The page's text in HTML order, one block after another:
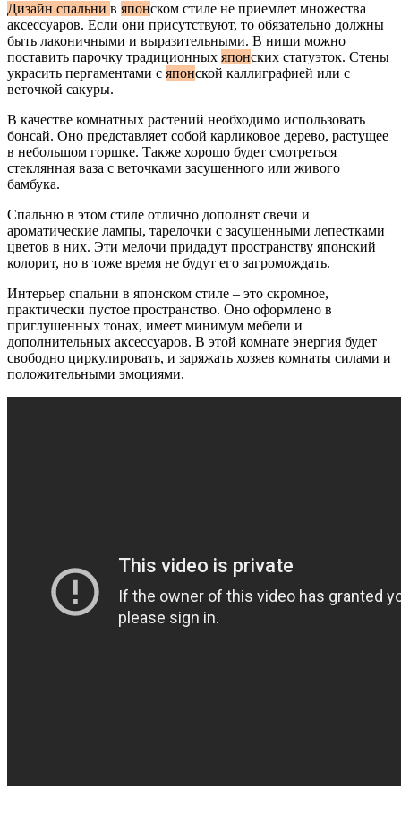
Дизайн спальни в японском стиле не приемлет множества
аксессуаров. Если они присутствуют, то обязательно должны
быть лаконичными и выразительными. В ниши можно
поставить парочку традиционных японских статуэток. Стены
украсить пергаментами с японской каллиграфией или с
веточкой сакуры.
В качестве комнатных растений необходимо использовать
бонсай. Оно представляет собой карликовое дерево, растущее
в небольшом горшке. Также хорошо будет смотреться
стеклянная ваза с веточками засушенного или живого
бамбука.
Спальню в этом стиле отлично дополнят свечи и
ароматические лампы, тарелочки с засушенными лепестками
цветов в них. Эти мелочи придадут пространству японский
колорит, но в тоже время не будут его загромождать.
Интерьер спальни в японском стиле – это скромное,
практически пустое пространство. Оно оформлено в
приглушенных тонах, имеет минимум мебели и
дополнительных аксессуаров. В этой комнате энергия будет
свободно циркулировать, и заряжать хозяев комнаты силами и
положительными эмоциями.